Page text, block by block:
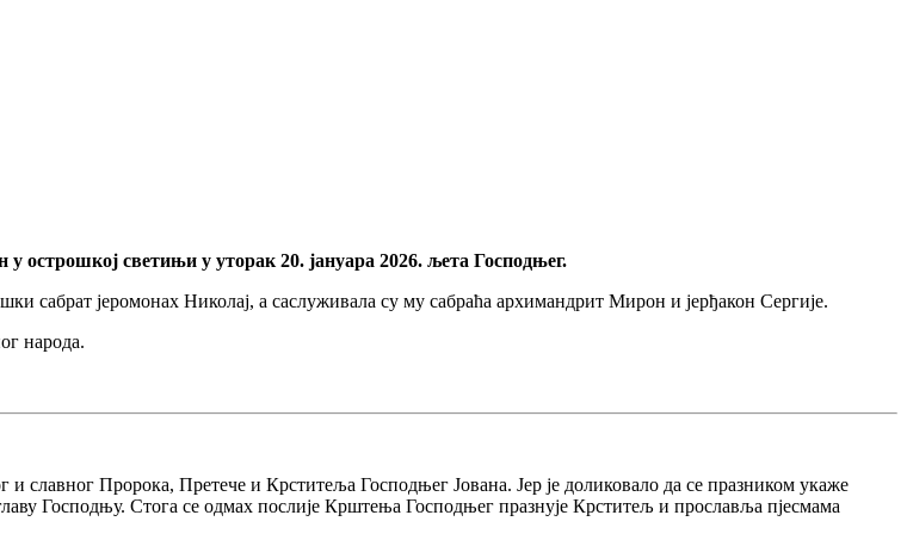
острошкој светињи у уторак 20. јануара 2026. љета Господњег.
сабрат јеромонах Николај, а саслуживала су му сабраћа архимандрит Мирон и јерђакон Сергије.
народа.
и славног Пророка, Претече и Крститеља Господњег Јована. Јер је доликовало да се празником укаже
Господњу. Стога се одмах послије Крштења Господњег празнује Крститељ и прославља пјесмама